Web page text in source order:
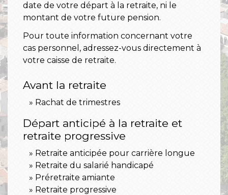
date de votre départ à la retraite, ni le
montant de votre future pension.
Pour toute information concernant votre
cas personnel, adressez-vous directement à
votre caisse de retraite.
Avant la retraite
Rachat de trimestres
Départ anticipé à la retraite et
retraite progressive
Retraite anticipée pour carrière longue
Retraite du salarié handicapé
Préretraite amiante
Retraite progressive